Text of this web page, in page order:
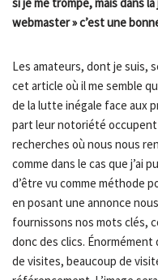
webmaster » c’est une
Les amateurs, dont je suis,
cet article où il me semble
de la lutte inégale face aux
part leur notoriété
recherches où nous nous
comme dans le cas que j’ai
d’être vu comme méthode
en posant une annonce
fournissons nos mots clés,
donc des clics.
de visites, beaucoup de